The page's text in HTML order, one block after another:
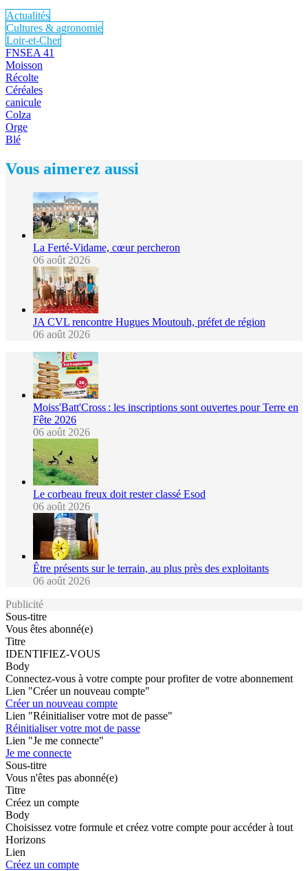
Actualités
Cultures & agronomie
Loir-et-Cher
FNSEA 41
Moisson
Récolte
Céréales
canicule
Colza
Orge
Blé
Vous aimerez aussi
La Ferté-Vidame, cœur percheron
06 août 2026
JA CVL rencontre Hugues Moutouh, préfet de région
06 août 2026
Moiss'Batt'Cross : les inscriptions sont ouvertes pour Terre en
Fête 2026
06 août 2026
Le corbeau freux doit rester classé Esod
06 août 2026
Être présents sur le terrain, au plus près des exploitants
06 août 2026
Publicité
Sous-titre
Vous êtes abonné(e)
Titre
IDENTIFIEZ-VOUS
Body
Connectez-vous à votre compte pour profiter de votre abonnement
Lien "Créer un nouveau compte"
Créer un nouveau compte
Lien "Réinitialiser votre mot de passe"
Réinitialiser votre mot de passe
Lien "Je me connecte"
Je me connecte
Sous-titre
Vous n'êtes pas abonné(e)
Titre
Créez un compte
Body
Choisissez votre formule et créez votre compte pour accéder à tout
Horizons
Lien
Créez un compte